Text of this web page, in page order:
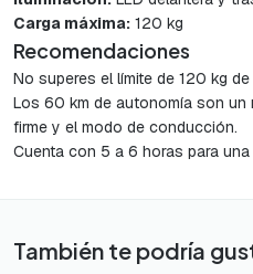
Carga máxima: 120 kg
Recomendaciones
No superes el límite de 120 kg de
Los 60 km de autonomía son un
firme y el modo de conducción.
Cuenta con 5 a 6 horas para
También te podría